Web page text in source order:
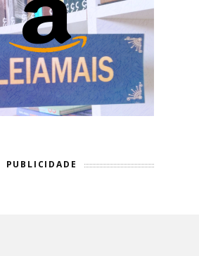
PUBLICIDADE